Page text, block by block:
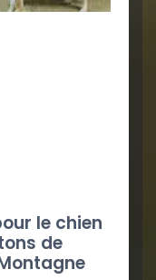
le chien
de